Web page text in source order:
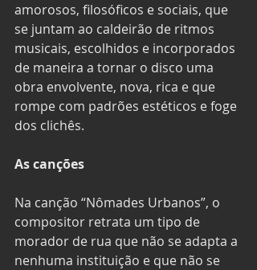
amorosos, filosóficos e sociais, que
se juntam ao caldeirão de ritmos
musicais, escolhidos e incorporados
de maneira a tornar o disco uma
obra envolvente, nova, rica e que
rompe com padrões estéticos e foge
dos clichês.
As canções
Na canção “Nômades Urbanos”, o
compositor retrata um tipo de
morador de rua que não se adapta a
nenhuma instituição e que não se